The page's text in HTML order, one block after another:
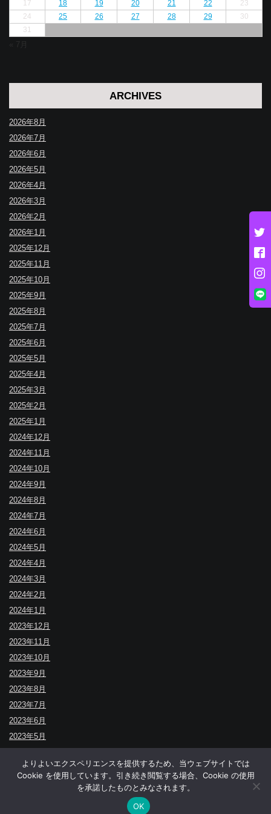
17 18 19 20 21 22
23
24
25 26 27 28 29
30
31
« 7月
ARCHIVES
2026年8月
2026年7月
2026年6月
2026年5月
2026年4月
2026年3月
2026年2月
2026年1月
2025年12月
2025年11月
2025年10月
2025年9月
2025年8月
2025年7月
2025年6月
2025年5月
2025年4月
2025年3月
2025年2月
2025年1月
2024年12月
2024年11月
2024年10月
2024年9月
2024年8月
2024年7月
2024年6月
2024年5月
2024年4月
2024年3月
2024年2月
2024年1月
2023年12月
2023年11月
2023年10月
2023年9月
2023年8月
2023年7月
2023年6月
2023年5月
© BUDOYA.
よりよいエクスペリエンスを提供するため、当ウェブサイトでは
Cookie を使用しています。引き続き閲覧する場合、Cookie の使用
を承諾したものとみなされます。
OK